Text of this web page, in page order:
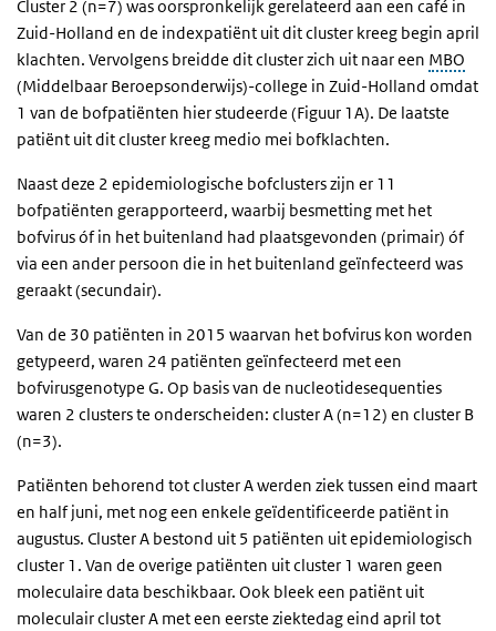
Cluster 2 (n=7) was oorspronkelijk gerelateerd aan een café in
Zuid-Holland en de indexpatiënt uit dit cluster kreeg begin april
klachten. Vervolgens breidde dit cluster zich uit naar een MBO
(Middelbaar Beroepsonderwijs)-college in Zuid-Holland omdat
1 van de bofpatiënten hier studeerde (Figuur 1A). De laatste
patiënt uit dit cluster kreeg medio mei bofklachten.
Naast deze 2 epidemiologische bofclusters zijn er 11
bofpatiënten gerapporteerd, waarbij besmetting met het
bofvirus óf in het buitenland had plaatsgevonden (primair) óf
via een ander persoon die in het buitenland geïnfecteerd was
geraakt (secundair).
Van de 30 patiënten in 2015 waarvan het bofvirus kon worden
getypeerd, waren 24 patiënten geïnfecteerd met een
bofvirusgenotype G. Op basis van de nucleotidesequenties
waren 2 clusters te onderscheiden: cluster A (n=12) en cluster B
(n=3).
Patiënten behorend tot cluster A werden ziek tussen eind maart
en half juni, met nog een enkele geïdentificeerde patiënt in
augustus. Cluster A bestond uit 5 patiënten uit epidemiologisch
cluster 1. Van de overige patiënten uit cluster 1 waren geen
moleculaire data beschikbaar. Ook bleek een patiënt uit
moleculair cluster A met een eerste ziektedag eind april tot